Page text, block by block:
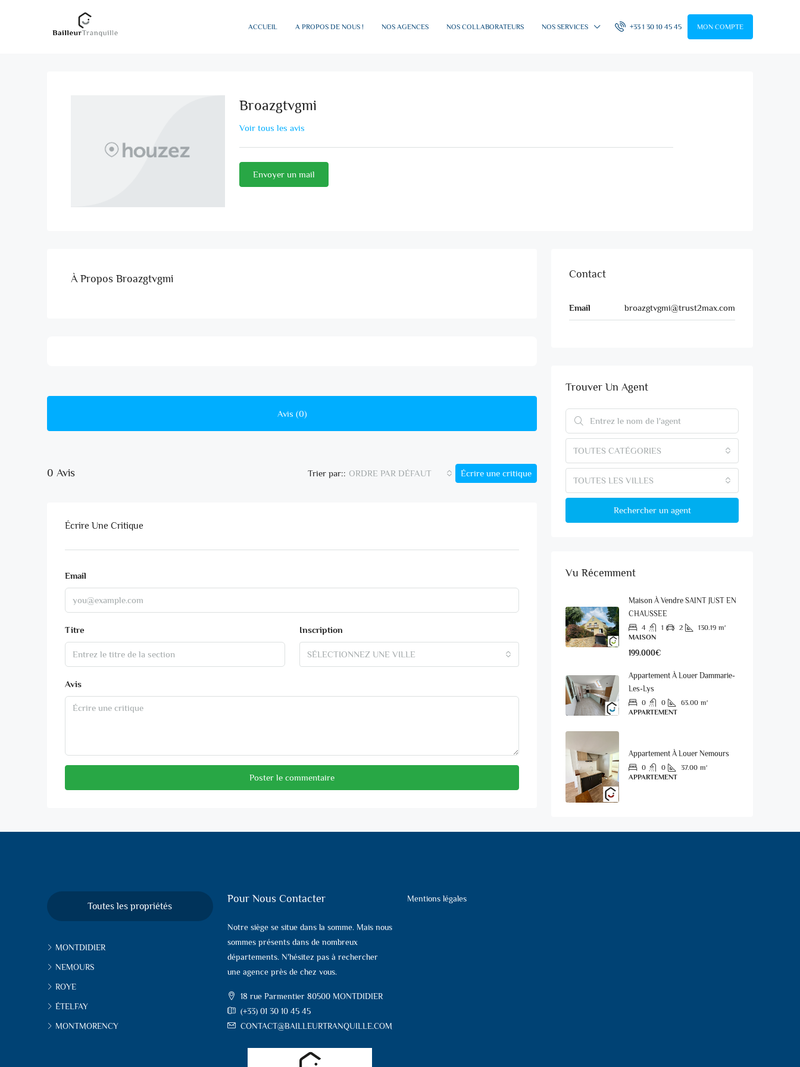
ACCUEIL A PROPOS DE NOUS ! NOS AGENCES NOS COLLABORATEURS NOS SERVICES +33 1 30 10 45 45 MON COMPTE
Broazgtvgmi
Voir tous les avis
Envoyer un mail
À Propos Broazgtvgmi
Avis (0)
0 Avis Trier par:: ORDRE PAR DÉFAUT Écrire une critique
Écrire Une Critique
Email
Titre Inscription
SÉLECTIONNEZ UNE VILLE
Avis
Poster le commentaire
Contact
Email broazgtvgmi@trust2max.com
Trouver Un Agent
TOUTES CATÉGORIES
TOUTES LES VILLES
Rechercher un agent
Vu Récemment
Maison À Vendre SAINT JUST EN
CHAUSSEE
4 1 2 130.19 m²
MAISON
199.000€
Appartement À Louer Dammarie-
Les-Lys
0 0 63.00 m²
APPARTEMENT
Appartement À Louer Nemours
0 0 37.00 m²
APPARTEMENT
Toutes les propriétés
MONTDIDIER
NEMOURS
ROYE
ÉTELFAY
MONTMORENCY
Pour Nous Contacter
Notre siège se situe dans la somme. Mais nous
sommes présents dans de nombreux
départements. N'hésitez pas à rechercher
une agence près de chez vous.
18 rue Parmentier 80500 MONTDIDIER
(+33) 01 30 10 45 45
CONTACT@BAILLEURTRANQUILLE.COM
Mentions légales